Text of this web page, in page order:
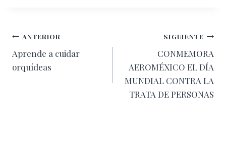
Navegación
de
ANTERIOR
Aprende a cuidar
orquídeas
SIGUIENTE
CONMEMORA
AEROMÉXICO EL DÍA
MUNDIAL CONTRA LA
TRATA DE PERSONAS